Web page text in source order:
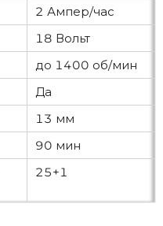
2 Ампер/час
18 Вольт
до 1400 об/мин
Да
13 мм
90 мин
25+1